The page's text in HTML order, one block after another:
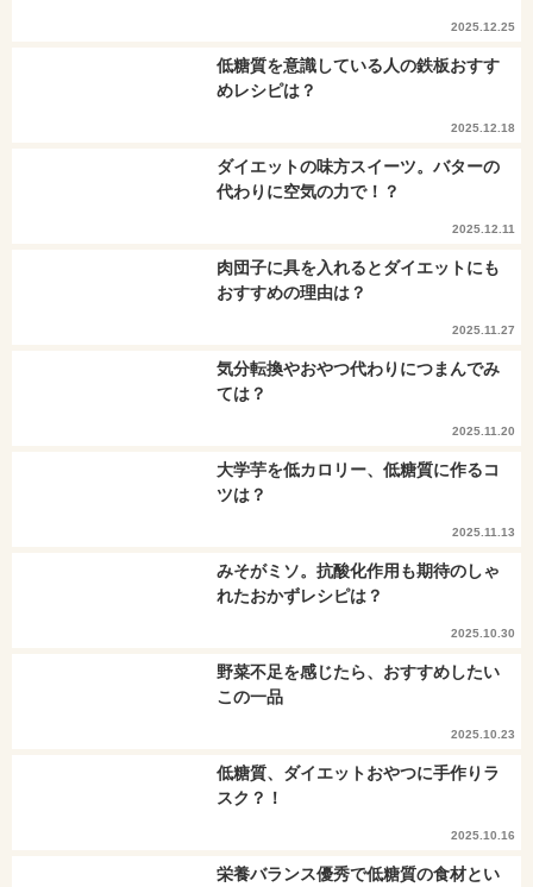
2025.12.25
低糖質を意識している人の鉄板おすす
めレシピは？
2025.12.18
ダイエットの味方スイーツ。バターの
代わりに空気の力で！？
2025.12.11
肉団子に具を入れるとダイエットにも
おすすめの理由は？
2025.11.27
気分転換やおやつ代わりにつまんでみ
ては？
2025.11.20
大学芋を低カロリー、低糖質に作るコ
ツは？
2025.11.13
みそがミソ。抗酸化作用も期待のしゃ
れたおかずレシピは？
2025.10.30
野菜不足を感じたら、おすすめしたい
この一品
2025.10.23
低糖質、ダイエットおやつに手作りラ
スク？！
2025.10.16
栄養バランス優秀で低糖質の食材とい